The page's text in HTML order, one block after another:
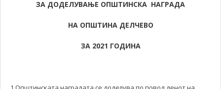
ЗА ДОДЕЛУВАЊЕ ОПШТИНСКА НАГРАДА
НА ОПШТИНА ДЕЛЧЕВО
ЗА 2021 ГОДИНА